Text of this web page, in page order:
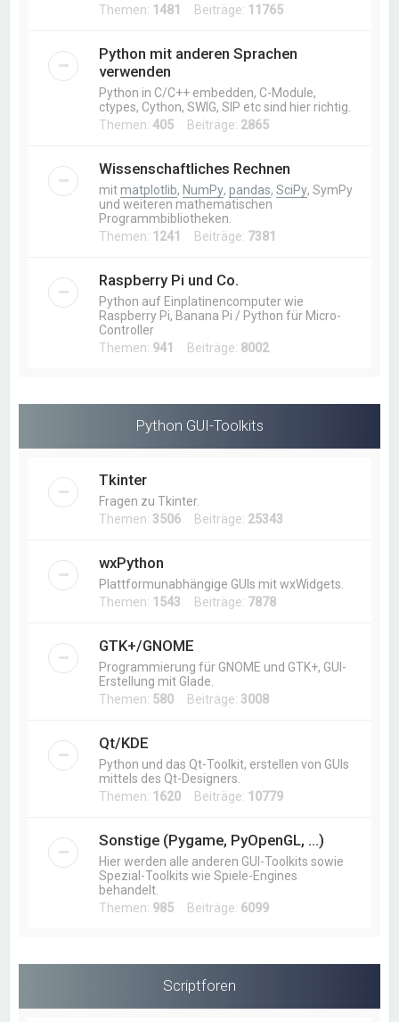
Themen: 1481 Beiträge: 11765
Python mit anderen Sprachen
verwenden
Python in C/C++ embedden, C-Module,
ctypes, Cython, SWIG, SIP etc sind hier richtig.
Themen:405 Beiträge: 2865
Wissenschaftliches Rechnen
mitmatplotlib, NumPy,pandas,SciPy, SymPy
und weiteren mathematischen
Programmbibliotheken.
Themen: 1241 Beiträge: 7381
Raspberry Pi und Co.
Python auf Einplatinencomputer wie
Raspberry Pi, Banana Pi / Python für Micro-
Controller
Themen: 941 Beiträge: 8002
Python GUI-Toolkits
Tkinter
Fragen zu Tkinter.
Themen: 3506 Beiträge: 25343
wxPython
Plattformunabhängige GUIs mit wxWidgets.
Themen: 1543 Beiträge: 7878
GTK+/GNOME
Programmierung für GNOME und GTK+, GUI-
Erstellung mit Glade.
Themen: 580 Beiträge: 3008
Qt/KDE
Python und das Qt-Toolkit, erstellen von GUIs
mittels des Qt-Designers.
Themen: 1620 Beiträge: 10779
Sonstige (Pygame, PyOpenGL, ...)
Hier werden alle anderen GUI-Toolkits sowie
Spezial-Toolkits wie Spiele-Engines
behandelt.
Themen: 985 Beiträge: 6099
Scriptforen